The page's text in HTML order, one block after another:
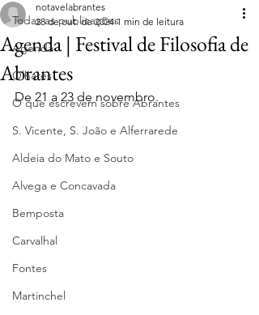
Todas as publicações
Agenda
Olhares
O que escrevem sobre Abrantes
S. Vicente, S. João e Alferrarede
Aldeia do Mato e Souto
Alvega e Concavada
Bemposta
Carvalhal
Fontes
Martinchel
Agenda | Festival de Filosofia de
Abrantes
notavelabrantes
28 de out. de 2024 1 min de leitura
De 21 a 23 de novembro.